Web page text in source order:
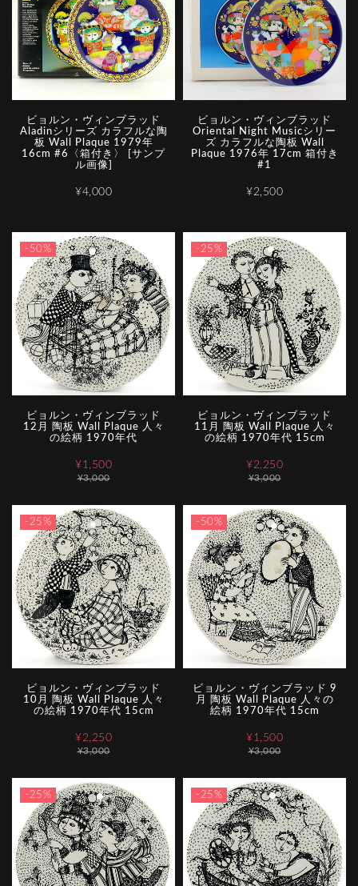
ビョルン・ヴィンブラッド
Aladinシリーズ カラフルな陶
板 Wall Plaque 1979年
16cm #6〈箱付き〉 [サンプ
ル画像]
¥4,000
ビョルン・ヴィンブラッド
Oriental Night Musicシリー
ズ カラフルな陶板 Wall
Plaque 1976年 17cm 箱付き
#1
¥2,500
-50%
ビョルン・ヴィンブラッド
12月 陶板 Wall Plaque 人々
の絵柄 1970年代
¥3,000
¥1,500
-25%
ビョルン・ヴィンブラッド
11月 陶板 Wall Plaque 人々
の絵柄 1970年代 15cm
¥3,000
¥2,250
-25%
ビョルン・ヴィンブラッド
10月 陶板 Wall Plaque 人々
の絵柄 1970年代 15cm
¥3,000
¥2,250
-50%
ビョルン・ヴィンブラッド 9
月 陶板 Wall Plaque 人々の
絵柄 1970年代 15cm
¥3,000
¥1,500
-25% -25%